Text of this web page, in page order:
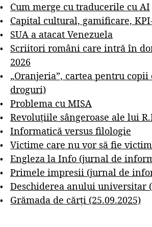
Cum merge cu traducerile cu AI
Capital cultural, gamificare,
SUA a atacat Venezuela
Scriitori români care intră în
2026
„Oranjeria”, cartea pentru
droguri)
Problema cu MISA
Revoluțiile sângeroase ale lui
Informatică versus filologie
Victime care nu vor să fie
Engleza la Info (jurnal de
Primele impresii (jurnal de
Deschiderea anului universitar
Grămada de cărți (25.09.2025)